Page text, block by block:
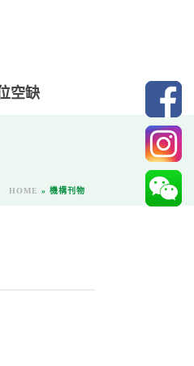
空缺
HOME » 機構刊物